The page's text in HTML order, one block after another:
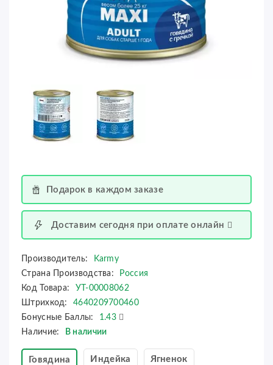
Производитель:
Karmy
Страна Производства:
Россия
Код Товара:
УТ-00008062
Штрихкод:
4640209700460
Бонусные Баллы:
1.43
Наличие:
В наличии
Говядина Индейка Ягненок
Подарок в каждом заказе
Доставим сегодня при оплате онлайн